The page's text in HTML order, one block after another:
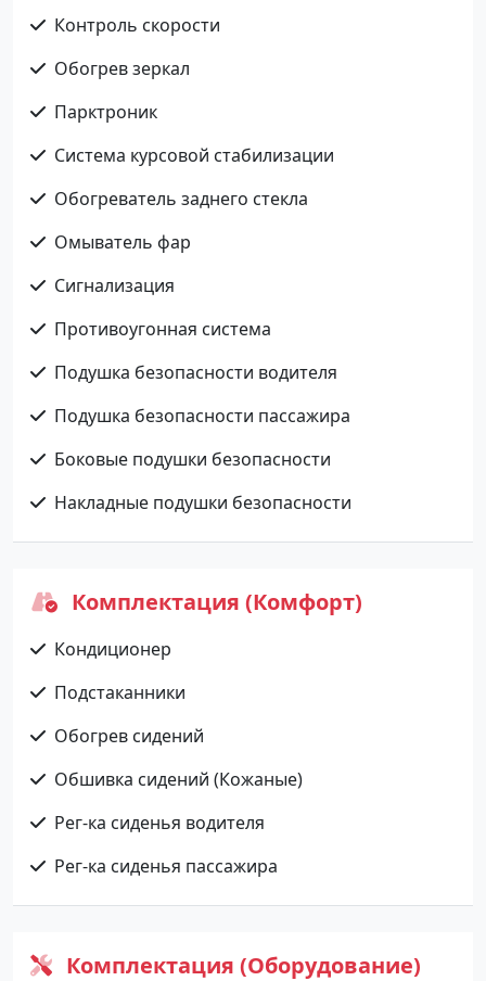
Контроль скорости
Обогрев зеркал
Парктроник
Система курсовой стабилизации
Обогреватель заднего стекла
Омыватель фар
Сигнализация
Противоугонная система
Подушка безопасности водителя
Подушка безопасности пассажира
Боковые подушки безопасности
Накладные подушки безопасности
Комплектация (Комфорт)
Кондиционер
Подстаканники
Обогрев сидений
Обшивка сидений (Кожаные)
Рег-ка сиденья водителя
Рег-ка сиденья пассажира
Комплектация (Оборудование)